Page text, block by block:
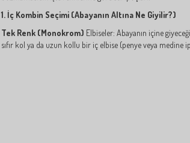
1. İç Kombin Seçimi (Abayanın Altına Ne Giyilir?)
Tek Renk (Monokrom) Elbiseler: Abayanın içine
sıfır kol ya da uzun kollu bir iç elbise (penye veya medine